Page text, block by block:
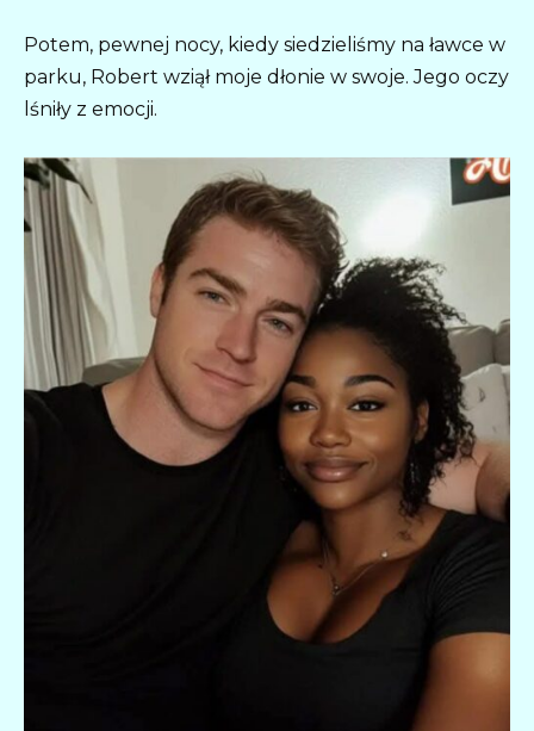
Potem, pewnej nocy, kiedy siedzieliśmy na ławce w
parku, Robert wziął moje dłonie w swoje. Jego oczy
lśniły z emocji.